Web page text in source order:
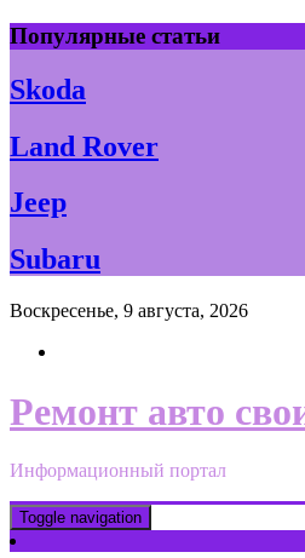
Skip
to
content
Популярные статьи
Skoda
Land Rover
Jeep
Subaru
Воскресенье, 9 августа, 2026
Ремонт авто
Информационный портал
Toggle navigation